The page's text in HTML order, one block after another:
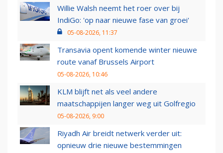
Willie Walsh neemt het roer over bij
IndiGo: 'op naar nieuwe fase van groei'
05-08-2026, 11:37
Transavia opent komende winter nieuwe
route vanaf Brussels Airport
05-08-2026, 10:46
KLM blijft net als veel andere
maatschappijen langer weg uit Golfregio
05-08-2026, 9:00
Riyadh Air breidt netwerk verder uit:
opnieuw drie nieuwe bestemmingen